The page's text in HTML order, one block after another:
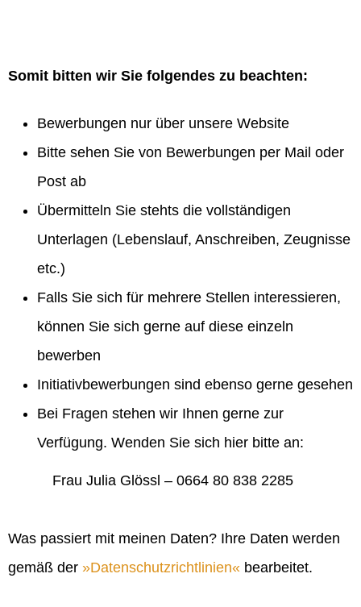
Somit bitten wir Sie folgendes zu beachten:
Bewerbungen nur über unsere Website
Bitte sehen Sie von Bewerbungen per Mail oder
Post ab
Übermitteln Sie stehts die vollständigen
Unterlagen (Lebenslauf, Anschreiben, Zeugnisse
etc.)
Falls Sie sich für mehrere Stellen interessieren,
können Sie sich gerne auf diese einzeln
bewerben
Initiativbewerbungen sind ebenso gerne gesehen
Bei Fragen stehen wir Ihnen gerne zur
Verfügung. Wenden Sie sich hier bitte an:
Frau Julia Glössl – 0664 80 838 2285
Was passiert mit meinen Daten? Ihre Daten werden
gemäß der
Datenschutzrichtlinien bearbeitet.